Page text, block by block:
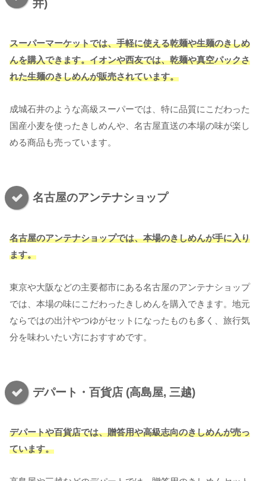
井)
スーパーマーケットでは、手軽に使える乾麺や生麺のきしめ
んを購入できます。イオンや西友では、乾麺や真空パックさ
れた生麺のきしめんが販売されています。
成城石井のような高級スーパーでは、特に品質にこだわった
国産小麦を使ったきしめんや、名古屋直送の本場の味が楽し
める商品も売っています。
名古屋のアンテナショップ
名古屋のアンテナショップでは、本場のきしめんが手に入り
ます。
東京や大阪などの主要都市にある名古屋のアンテナショップ
では、本場の味にこだわったきしめんを購入できます。地元
ならではの出汁やつゆがセットになったものも多く、旅行気
分を味わいたい方におすすめです。
デパート・百貨店 (高島屋, 三越)
デパートや百貨店では、贈答用や高級志向のきしめんが売っ
ています。